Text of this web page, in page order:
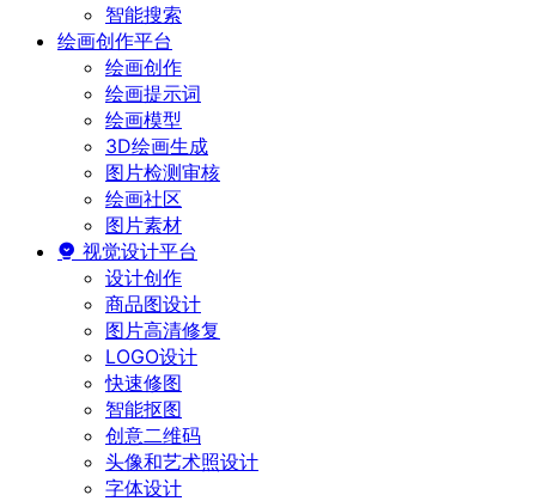
智能搜索
绘画创作平台
绘画创作
绘画提示词
绘画模型
3D绘画生成
图片检测审核
绘画社区
图片素材
视觉设计平台
设计创作
商品图设计
图片高清修复
LOGO设计
快速修图
智能抠图
创意二维码
头像和艺术照设计
字体设计